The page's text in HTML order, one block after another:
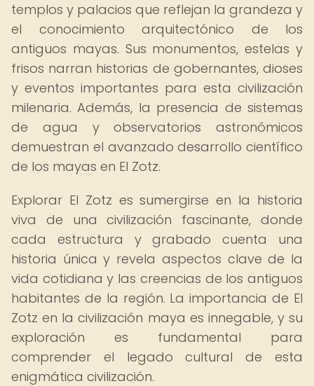
templos y palacios que reflejan la grandeza y
el conocimiento arquitectónico de los
antiguos mayas. Sus monumentos, estelas y
frisos narran historias de gobernantes, dioses
y eventos importantes para esta civilización
milenaria. Además, la presencia de sistemas
de agua y observatorios astronómicos
demuestran el avanzado desarrollo científico
de los mayas en El Zotz.
Explorar El Zotz es sumergirse en la historia
viva de una civilización fascinante, donde
cada estructura y grabado cuenta una
historia única y revela aspectos clave de la
vida cotidiana y las creencias de los antiguos
habitantes de la región. La importancia de El
Zotz en la civilización maya es innegable, y su
exploración es fundamental para
comprender el legado cultural de esta
enigmática civilización.